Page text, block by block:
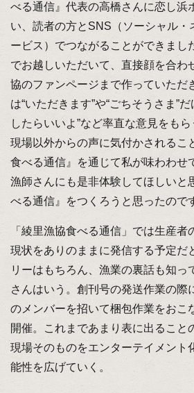
べる通信』代表の高橋さんに恋し浜
い、読者の方とSNS（ソーシャル・
ービス）でつながることができまし
でお越しいただいて、直接顔を合わ
協のファンページまで作っていただ
は“いただきます”や“ごちそうさま”
したらいいよ”など率直な意見をも
現場以外からの声に気付かされるこ
食べる通信』を通じて私が味わわせ
漁師さんにも是非体験してほしいと
べる通信』をつくろうと思ったので
「綾里漁協食べる通信」では生産
現状をありのままに発信する予定だ
リーはもちろん、漁業の裏話も知っ
さんはいう。創刊号の発送作業の際
のメンバーを招いて梱包作業をおこ
開催。これまであまり表に出ること
現場そのものをエンターテイメント
能性を広げていく。